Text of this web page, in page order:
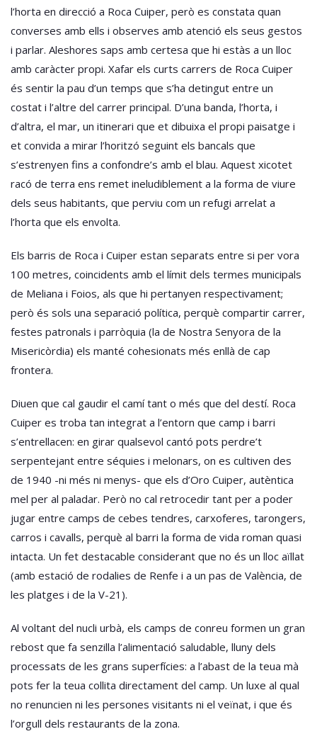
l’horta en direcció a Roca Cuiper, però es constata quan
converses amb ells i observes amb atenció els seus gestos
i parlar. Aleshores saps amb certesa que hi estàs a un lloc
amb caràcter propi. Xafar els curts carrers de Roca Cuiper
és sentir la pau d’un temps que s’ha detingut entre un
costat i l’altre del carrer principal. D’una banda, l’horta, i
d’altra, el mar, un itinerari que et dibuixa el propi paisatge i
et convida a mirar l’horitzó seguint els bancals que
s’estrenyen fins a confondre’s amb el blau. Aquest xicotet
racó de terra ens remet ineludiblement a la forma de viure
dels seus habitants, que perviu com un refugi arrelat a
l’horta que els envolta.
Els barris de Roca i Cuiper estan separats entre si per vora
100 metres, coincidents amb el límit dels termes municipals
de Meliana i Foios, als que hi pertanyen respectivament;
però és sols una separació política, perquè compartir carrer,
festes patronals i parròquia (la de Nostra Senyora de la
Misericòrdia) els manté cohesionats més enllà de cap
frontera.
Diuen que cal gaudir el camí tant o més que del destí. Roca
Cuiper es troba tan integrat a l’entorn que camp i barri
s’entrellacen: en girar qualsevol cantó pots perdre’t
serpentejant entre séquies i melonars, on es cultiven des
de 1940 -ni més ni menys- que els d’Oro Cuiper, autèntica
mel per al paladar. Però no cal retrocedir tant per a poder
jugar entre camps de cebes tendres, carxoferes, tarongers,
carros i cavalls, perquè al barri la forma de vida roman quasi
intacta. Un fet destacable considerant que no és un lloc aïllat
(amb estació de rodalies de Renfe i a un pas de València, de
les platges i de la V-21).
Al voltant del nucli urbà, els camps de conreu formen un gran
rebost que fa senzilla l’alimentació saludable, lluny dels
processats de les grans superfícies: a l’abast de la teua mà
pots fer la teua collita directament del camp. Un luxe al qual
no renuncien ni les persones visitants ni el veïnat, i que és
l’orgull dels restaurants de la zona.